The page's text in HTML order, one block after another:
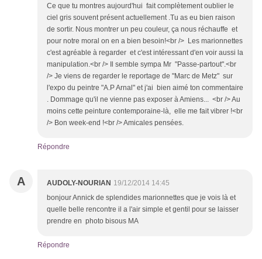
Ce que tu montres aujourd'hui fait complètement oublier le
ciel gris souvent présent actuellement .Tu as eu bien raison
de sortir. Nous montrer un peu couleur, ça nous réchauffe et
pour notre moral on en a bien besoin!<br /> Les marionnettes
c'est agréable à regarder et c'est intéressant d'en voir aussi la
manipulation.<br /> Il semble sympa Mr "Passe-partout".<br
/> Je viens de regarder le reportage de "Marc de Metz" sur
l'expo du peintre "A.P Arnal" et j'ai bien aimé ton commentaire
. Dommage qu'il ne vienne pas exposer à Amiens... <br /> Au
moins cette peinture contemporaine-là, elle me fait vibrer !<br
/> Bon week-end !<br /> Amicales pensées.
Répondre
A AUDOLY-NOURIAN 19/12/2014 14:45
bonjour Annick de splendides marionnettes que je vois là et
quelle belle rencontre il a l'air simple et gentil pour se laisser
prendre en photo bisous MA
Répondre